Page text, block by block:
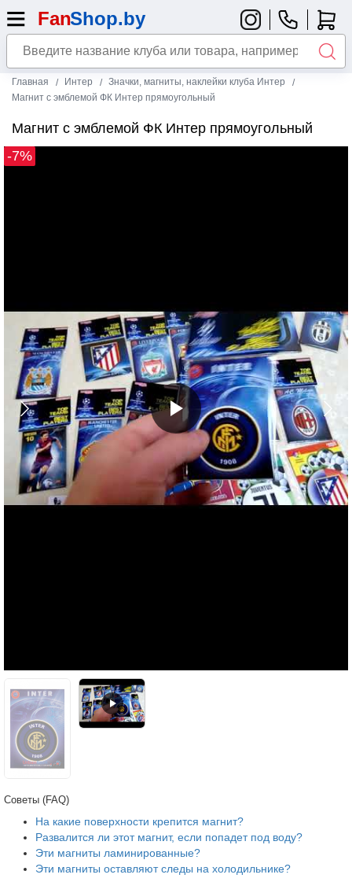
Главная Интер
Значки, магниты, наклейки клуба Интер
Магнит с эмблемой ФК Интер прямоугольный
Магнит с эмблемой ФК Интер прямоугольный
-7%
Советы (FAQ)
На какие поверхности крепится магнит?
Развалится ли этот магнит, если попадет под воду?
Эти магниты ламинированные?
Эти магниты оставляют следы на холодильнике?